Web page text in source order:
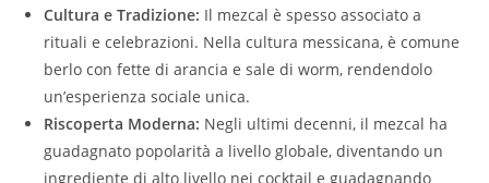
Cultura e Tradizione: Il mezcal è spesso associato a
rituali e celebrazioni. Nella cultura messicana, è comune
berlo con fette di arancia e sale di worm, rendendolo
un’esperienza sociale unica.
Riscoperta Moderna: Negli ultimi decenni, il mezcal ha
guadagnato popolarità a livello globale, diventando un
ingrediente di alto livello nei cocktail e guadagnando